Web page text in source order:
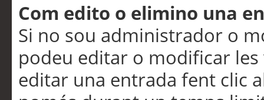
Com edito o elimino una
Si no sou administrador o
podeu editar o modificar
editar una entrada fent clic